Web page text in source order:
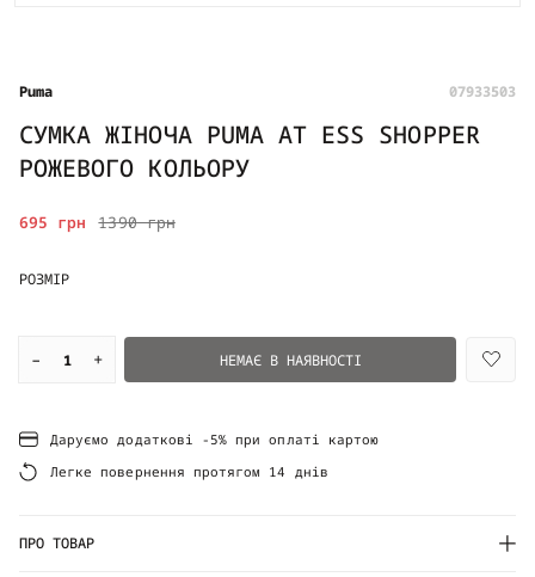
Puma 07933503
СУМКА ЖІНОЧА PUMA AT ESS SHOPPER
РОЖЕВОГО КОЛЬОРУ
1390 грн
695 грн
РОЗМІР
– + НЕМАЄ В НАЯВНОСТІ
Даруємо додаткові -5% при оплаті картою
Легке повернення протягом 14 днів
ПРО ТОВАР